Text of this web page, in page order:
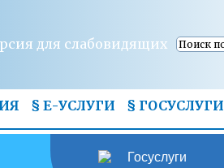
для слабовидящих
§ Е-УСЛУГИ § ГОСУСЛУГИ